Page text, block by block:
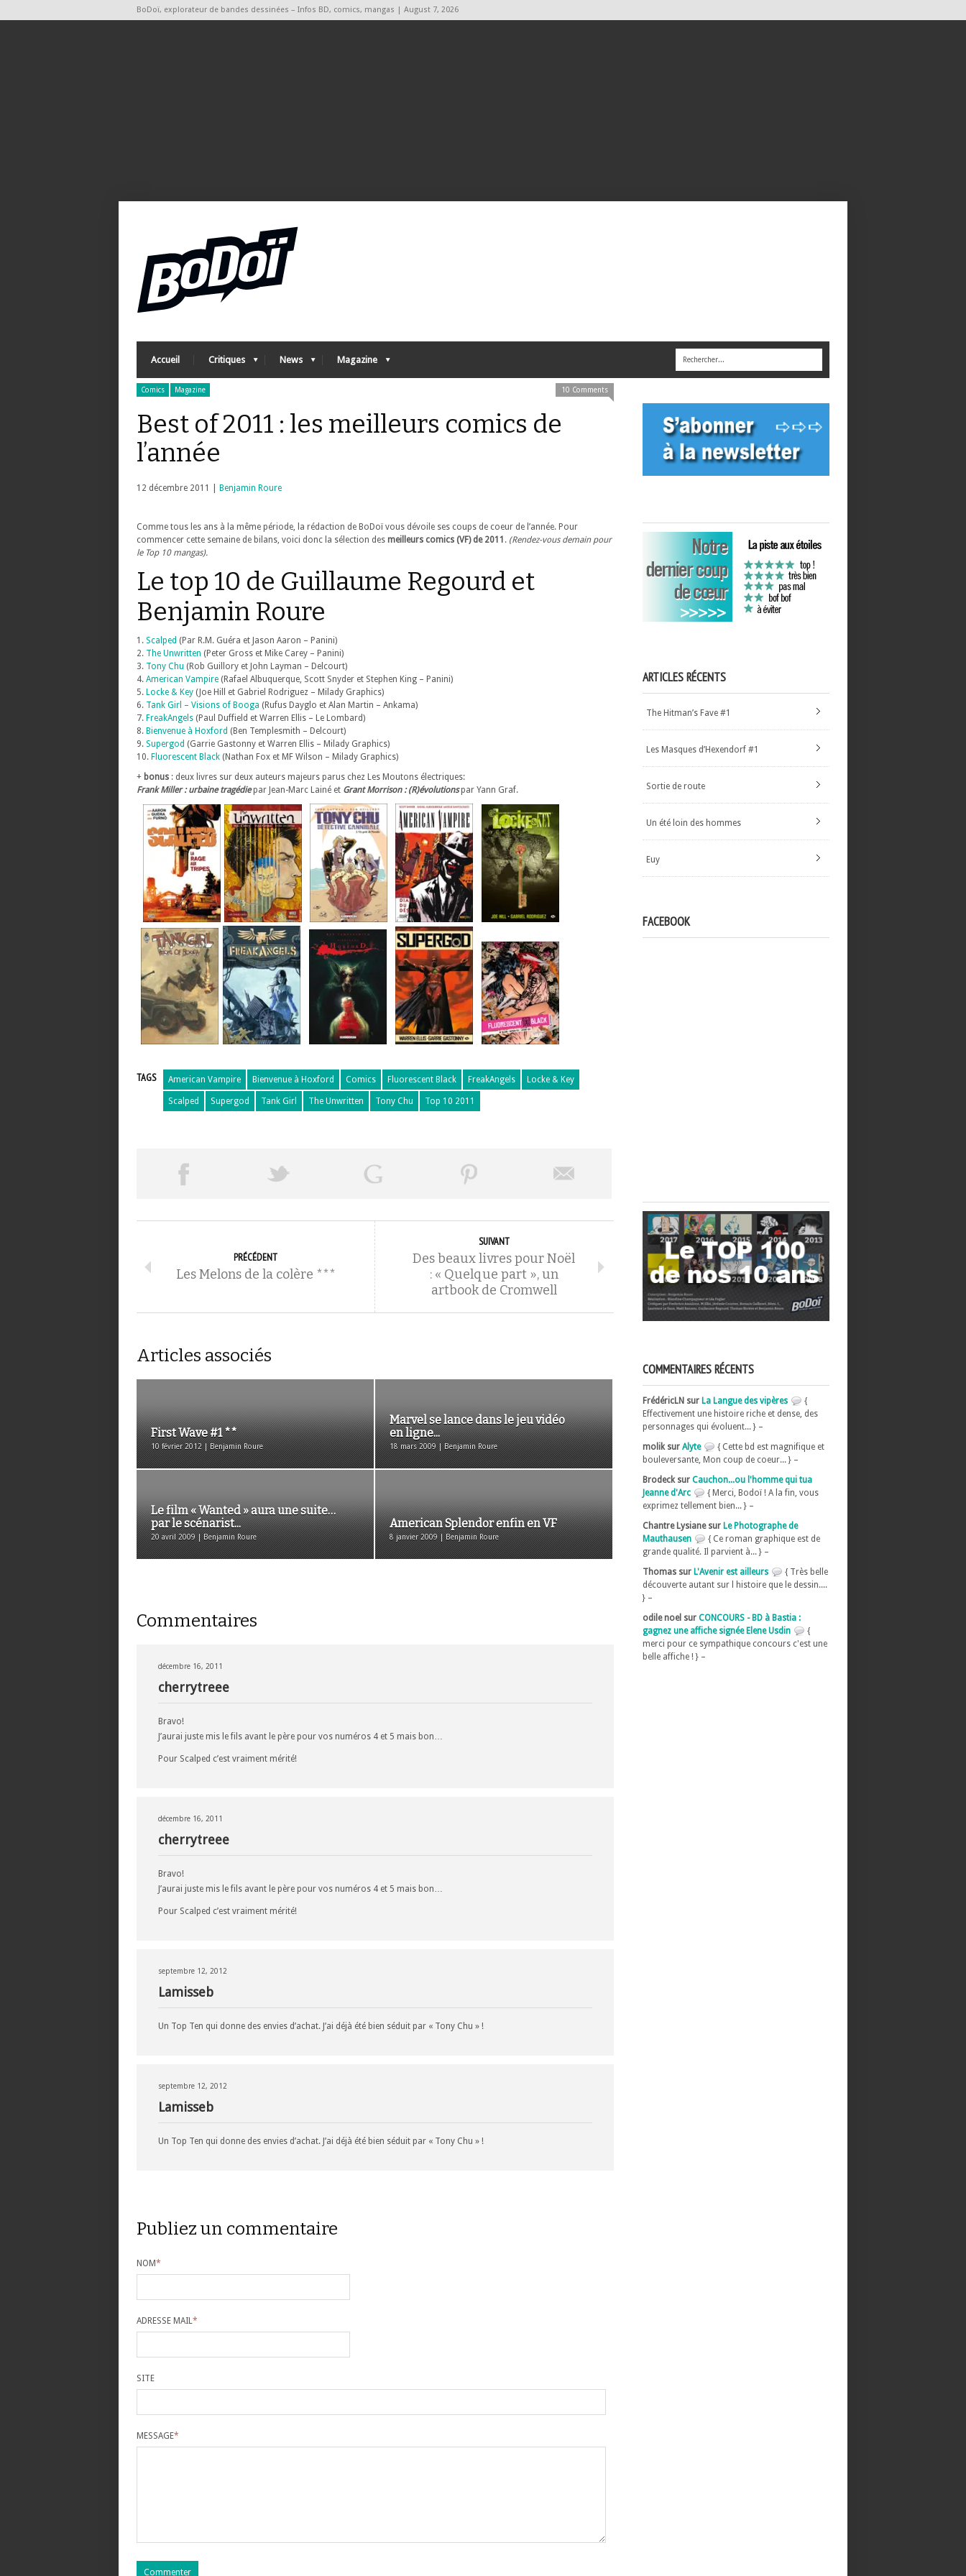
BoDoï, explorateur de bandes dessinées – Infos BD, comics, mangas | August 7, 2026
Accueil Critiques News Magazine
Comics Magazine 10 Comments
Best of 2011 : les meilleurs comics de
l’année
12 décembre 2011 | Benjamin Roure
Comme tous les ans à la même période, la rédaction de BoDoï vous dévoile ses coups de coeur de l’année. Pour
commencer cette semaine de bilans, voici donc la sélection des meilleurs comics (VF) de 2011 . (Rendez-vous demain pour
le Top 10 mangas).
Le top 10 de Guillaume Regourd et
Benjamin Roure
1. Scalped (Par R.M. Guéra et Jason Aaron – Panini)
2. The Unwritten (Peter Gross et Mike Carey – Panini)
3. Tony Chu (Rob Guillory et John Layman – Delcourt)
4. American Vampire (Rafael Albuquerque, Scott Snyder et Stephen King – Panini)
5. Locke & Key (Joe Hill et Gabriel Rodriguez – Milady Graphics)
6. Tank Girl – Visions of Booga (Rufus Dayglo et Alan Martin – Ankama)
7. FreakAngels (Paul Duffield et Warren Ellis – Le Lombard)
8. Bienvenue à Hoxford (Ben Templesmith – Delcourt)
9. Supergod (Garrie Gastonny et Warren Ellis – Milady Graphics)
10. Fluorescent Black (Nathan Fox et MF Wilson – Milady Graphics)
+ bonus : deux livres sur deux auteurs majeurs parus chez Les Moutons électriques:
Frank Miller : urbaine tragédiepar Jean-Marc Lainé et Grant Morrison : (R)évolutionspar Yann Graf.
TAGS American Vampire Bienvenue à Hoxford Comics Fluorescent Black FreakAngels Locke & Key
Scalped Supergod Tank Girl The Unwritten Tony Chu Top 10 2011
PRÉCÉDENT
Les Melons de la colère ***
SUIVANT
Des beaux livres pour Noël
: « Quelque part », un
artbook de Cromwell
Articles associés
First Wave #1 **
10 février 2012 | Benjamin Roure
Marvel se lance dans le jeu vidéo
en ligne...
18 mars 2009 | Benjamin Roure
Le film « Wanted » aura une suite…
par le scénarist...
20 avril 2009 | Benjamin Roure
American Splendor enfin en VF
8 janvier 2009 | Benjamin Roure
Commentaires
décembre 16, 2011
cherrytreee
Bravo!
J’aurai juste mis le fils avant le père pour vos numéros 4 et 5 mais bon…
Pour Scalped c’est vraiment mérité!
décembre 16, 2011
cherrytreee
Bravo!
J’aurai juste mis le fils avant le père pour vos numéros 4 et 5 mais bon…
Pour Scalped c’est vraiment mérité!
septembre 12, 2012
Lamisseb
Un Top Ten qui donne des envies d’achat. J’ai déjà été bien séduit par « Tony Chu » !
septembre 12, 2012
Lamisseb
Un Top Ten qui donne des envies d’achat. J’ai déjà été bien séduit par « Tony Chu » !
Publiez un commentaire
NOM*
ADRESSE MAIL*
SITE
MESSAGE*
ARTICLES RÉCENTS
The Hitman’s Fave #1
Les Masques d’Hexendorf #1
Sortie de route
Un été loin des hommes
Euy
FACEBOOK
COMMENTAIRES RÉCENTS
FrédéricLN sur La Langue des vipères
{
Effectivement une histoire riche et dense, des
personnages qui évoluent... } –
molik sur Alyte
{ Cette bd est magnifique et
bouleversante, Mon coup de coeur... } –
Brodeck sur Cauchon...ou l'homme qui tua
Jeanne d'Arc
{ Merci, Bodoï ! A la fin, vous
exprimez tellement bien... } –
Chantre Lysiane sur Le Photographe de
Mauthausen
{ Ce roman graphique est de
grande qualité. Il parvient à... } –
Thomas sur L'Avenir est ailleurs
{ Très belle
découverte autant sur l histoire que le dessin....
} –
odile noel sur CONCOURS - BD à Bastia :
gagnez une affiche signée Elene Usdin
{
merci pour ce sympathique concours c'est une
belle affiche ! } –